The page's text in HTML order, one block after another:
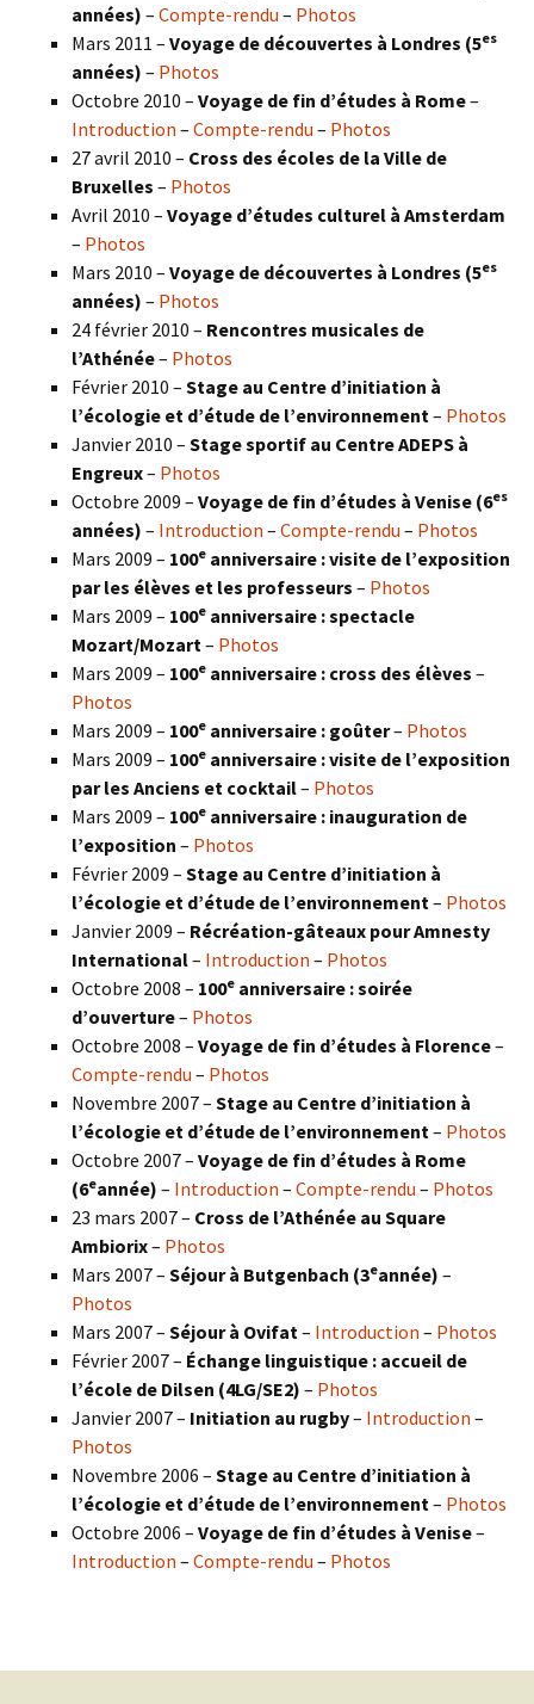
années) – Compte-rendu – Photos
Mars 2011 – Voyage de découvertes à Londres (5es
années) – Photos
Octobre 2010 – Voyage de fin d’études à Rome–
Introduction – Compte-rendu – Photos
27 avril 2010 – Cross des écoles de la Ville de
Bruxelles – Photos
Avril 2010 – Voyage d’études culturel à Amsterdam
– Photos
Mars 2010 – Voyage de découvertes à Londres (5es
années) – Photos
24 février 2010 – Rencontres musicales de
l’Athénée– Photos
Février 2010 – Stage au Centre d’initiation à
l’écologie et d’étude de l’environnement – Photos
Janvier 2010 – Stage sportif au Centre ADEPS à
Engreux– Photos
Octobre 2009 – Voyage de fin d’études à Venise (6es
années) – Introduction – Compte-rendu – Photos
Mars 2009 – 100e anniversaire : visite de l’exposition
par les élèves et les professeurs – Photos
Mars 2009 – 100e anniversaire : spectacle
Mozart/Mozart – Photos
Mars 2009 – 100e anniversaire : cross des élèves –
Photos
Mars 2009 – 100e anniversaire : goûter– Photos
Mars 2009 – 100e anniversaire : visite de l’exposition
par les Anciens et cocktail– Photos
Mars 2009 – 100e anniversaire : inauguration de
l’exposition – Photos
Février 2009 – Stage au Centre d’initiation à
l’écologie et d’étude de l’environnement – Photos
Janvier 2009 – Récréation-gâteaux pour Amnesty
International– Introduction – Photos
Octobre 2008 – 100e anniversaire : soirée
d’ouverture– Photos
Octobre 2008 – Voyage de fin d’études à Florence–
Compte-rendu – Photos
Novembre 2007 – Stage au Centre d’initiation à
l’écologie et d’étude de l’environnement – Photos
Octobre 2007 – Voyage de fin d’études à Rome
(6eannée) – Introduction – Compte-rendu – Photos
23 mars 2007 – Cross de l’Athénée au Square
Ambiorix– Photos
Mars 2007 – Séjour à Butgenbach (3eannée) –
Photos
Mars 2007 – Séjour à Ovifat – Introduction – Photos
Février 2007 – Échange linguistique : accueil de
l’école de Dilsen (4LG/SE2) – Photos
Janvier 2007 – Initiation au rugby– Introduction –
Photos
Novembre 2006 – Stage au Centre d’initiation à
l’écologie et d’étude de l’environnement – Photos
Octobre 2006 – Voyage de fin d’études à Venise–
Introduction – Compte-rendu – Photos